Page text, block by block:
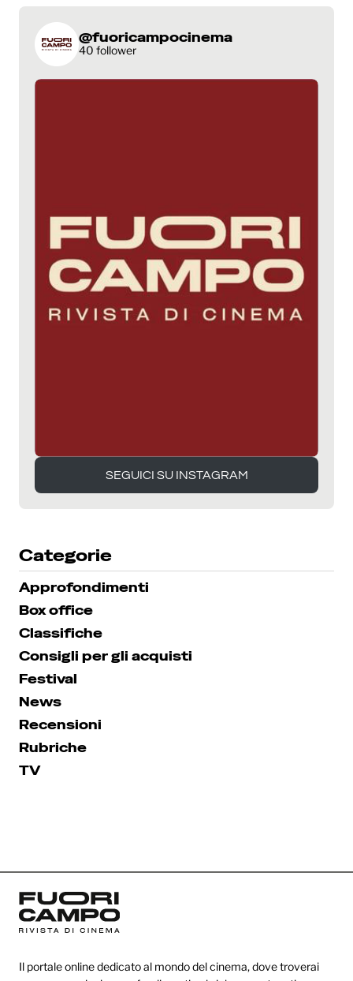
@fuoricampocinema
40 follower
SEGUICI SU INSTAGRAM
SEGUICI SU INSTAGRAM
Categorie
Approfondimenti
Box office
Classifiche
Consigli per gli acquisti
Festival
News
Recensioni
Rubriche
TV
Il portale online dedicato al mondo del cinema, dove troverai